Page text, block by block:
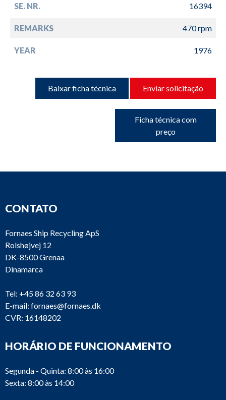
SE. NR. 16394
REMARKS 470 rpm
YEAR 1976
Baixar ficha técnica Enviar solicitação
Ficha técnica com
preço
CONTATO
Fornaes Ship Recycling ApS
Rolshøjvej 12
DK-8500 Grenaa
Dinamarca
Tel: +45 86 32 63 93
E-mail: fornaes@fornaes.dk
CVR: 16148202
HORÁRIO DE FUNCIONAMENTO
Segunda - Quinta: 8:00 às 16:00
Sexta: 8:00 às 14:00